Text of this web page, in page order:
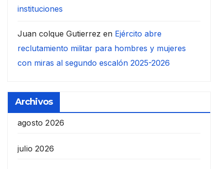
instituciones
Juan colque Gutierrez en Ejército abre
reclutamiento militar para hombres y mujeres
con miras al segundo escalón 2025-2026
Archivos
agosto 2026
julio 2026